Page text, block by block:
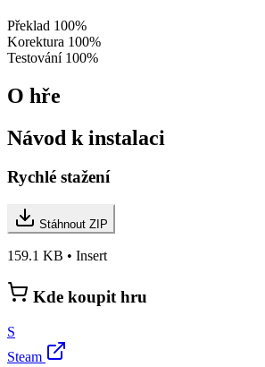
Překlad 100%
Korektura 100%
Testování 100%
O hře
Návod k instalaci
Rychlé stažení
Stáhnout ZIP
159.1 KB • Insert
Kde koupit hru
S
Steam